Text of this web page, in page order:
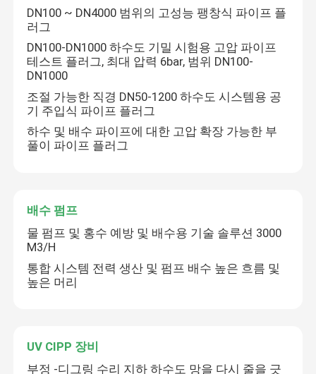
DN100 ~ DN4000 범위의 고성능 팽창식 파이프 플
러그
DN100-DN1000 하수도 기밀 시험용 고압 파이프
테스트 플러그, 최대 압력 6bar, 범위 DN100-
DN1000
조절 가능한 직경 DN50-1200 하수도 시스템용 공
기 주입식 파이프 플러그
하수 및 배수 파이프에 대한 고압 확장 가능한 부
풀이 파이프 플러그
배수 펌프
물 펌프 및 홍수 예방 및 배수용 기술 솔루션 3000
M3/H
통합 시스템 전력 생산 및 펌프 배수 높은 흐름 및
높은 머리
UV CIPP 장비
부정 -디그링 수리 지하 하수도 망을 다시 줄을 긋